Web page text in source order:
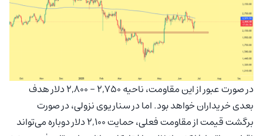
در صورت عبور از این مقاومت، ناحیه ۲,۷۵۰ – ۲,۸۰۰ دلار هدف
بعدی خریداران خواهد بود. اما در سناریوی نزولی، در صورت
برگشت قیمت از مقاومت فعلی، حمایت ۲,۱۰۰ دلار دوباره می‌تواند